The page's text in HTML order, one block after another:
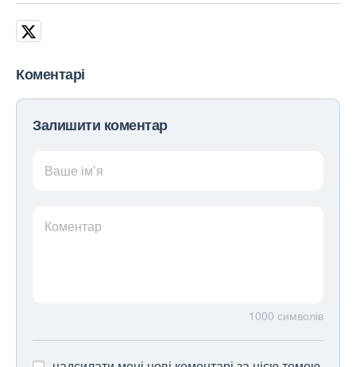
Коментарі
Залишити коментар
Ваше ім’я
Коментар
1000 символів